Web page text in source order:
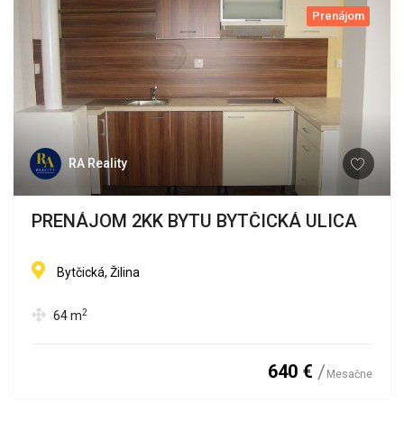
Prenájom
RA Reality
PRENÁJOM 2KK BYTU BYTČICKÁ ULICA
Bytčická, Žilina
64m2
640 € Mesačne